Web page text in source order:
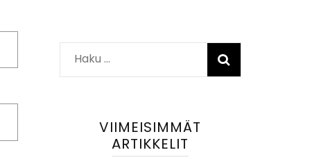
Haku:
VIIMEISIMMÄT
ARTIKKELIT